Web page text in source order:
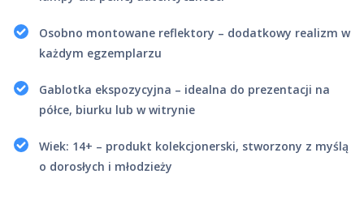
Osobno montowane reflektory – dodatkowy realizm w
każdym egzemplarzu
Gablotka ekspozycyjna – idealna do prezentacji na
półce, biurku lub w witrynie
Wiek: 14+ – produkt kolekcjonerski, stworzony z myślą
o dorosłych i młodzieży